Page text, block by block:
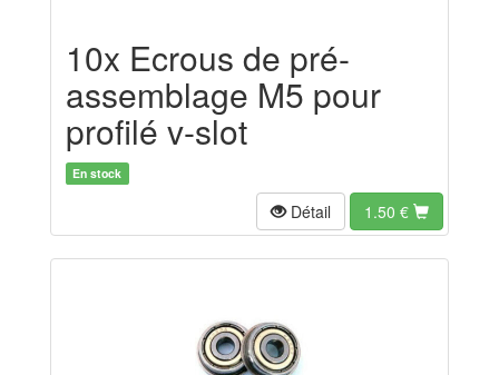
10x Ecrous de pré-
assemblage M5 pour
profilé v-slot
En stock
Détail 1.50 €